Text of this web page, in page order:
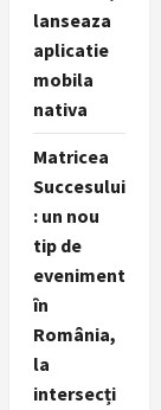
lanseaza
aplicatie
mobila
nativa
Matricea
Succesului
: un nou
tip de
eveniment
în
România,
la
intersecți